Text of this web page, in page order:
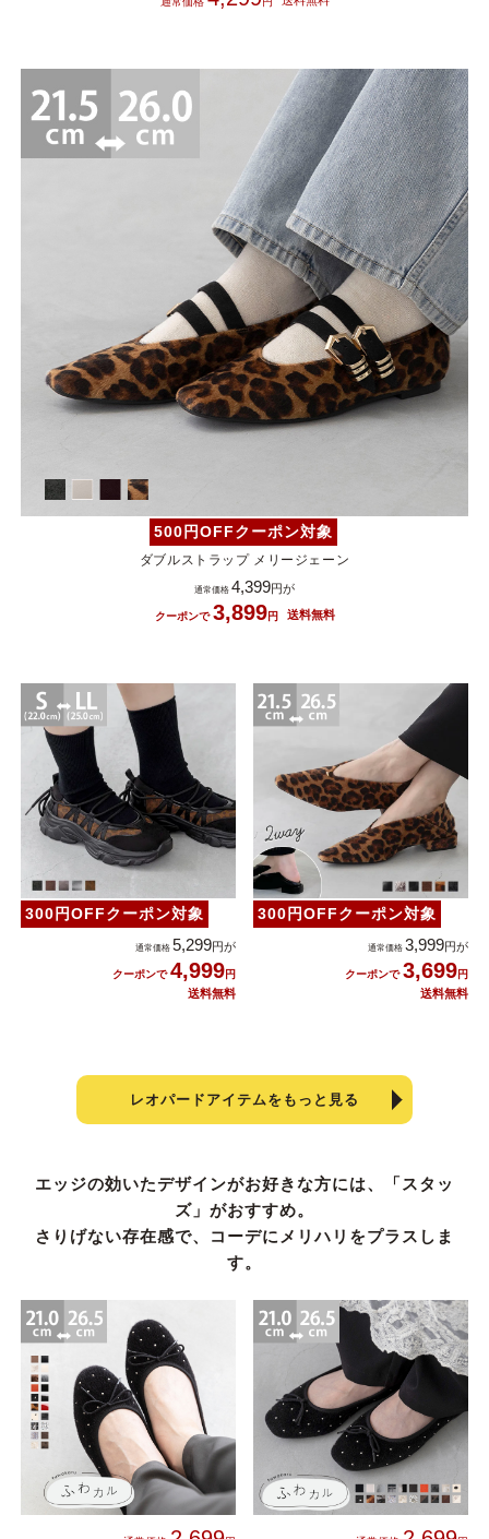
500円OFFクーポン対象
ダブルストラップ メリージェーン
4,399
3,899
300円OFFクーポン対象
5,299
4,999
300円OFFクーポン対象
3,999
3,699
レオパードアイテムをもっと見る
エッジの効いたデザインがお好きな方には、「スタッ
ズ」がおすすめ。
さりげない存在感で、コーデにメリハリをプラスしま
す。